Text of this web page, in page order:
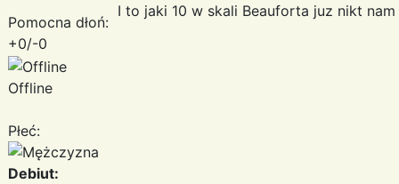
Pomocna dłoń:
+0/-0
Offline
Płeć:
Debiut:
I to jaki 10 w skali Beauforta juz nikt